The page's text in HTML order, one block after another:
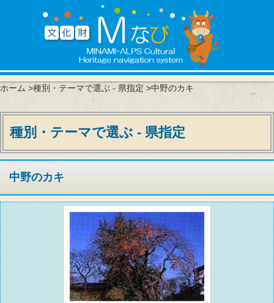
ホーム >種別・テーマで選ぶ - 県指定 >中野のカキ
種別・テーマで選ぶ - 県指定
中野のカキ